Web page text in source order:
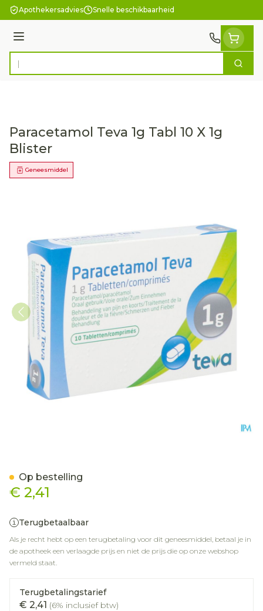
Ga naar de inhoud
Apothekersadvies Snelle beschikbaarheid
Menu
Product, merk, categorie... Zoek
Paracetamol Teva 1g Tabl 10 X 1g
Blister
Geneesmiddel
€ 2,41
Terugbetaalbaar
Als je recht hebt op een terugbetaling voor dit geneesmiddel, betaal je in
de apotheek een verlaagde prijs en niet de prijs die op onze webshop
vermeld staat.
Terugbetalingstarief
€ 2,41 (6% inclusief btw)
Op bestelling